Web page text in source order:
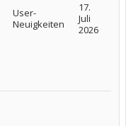
User-
Neuigkeiten
17.
Juli
2026